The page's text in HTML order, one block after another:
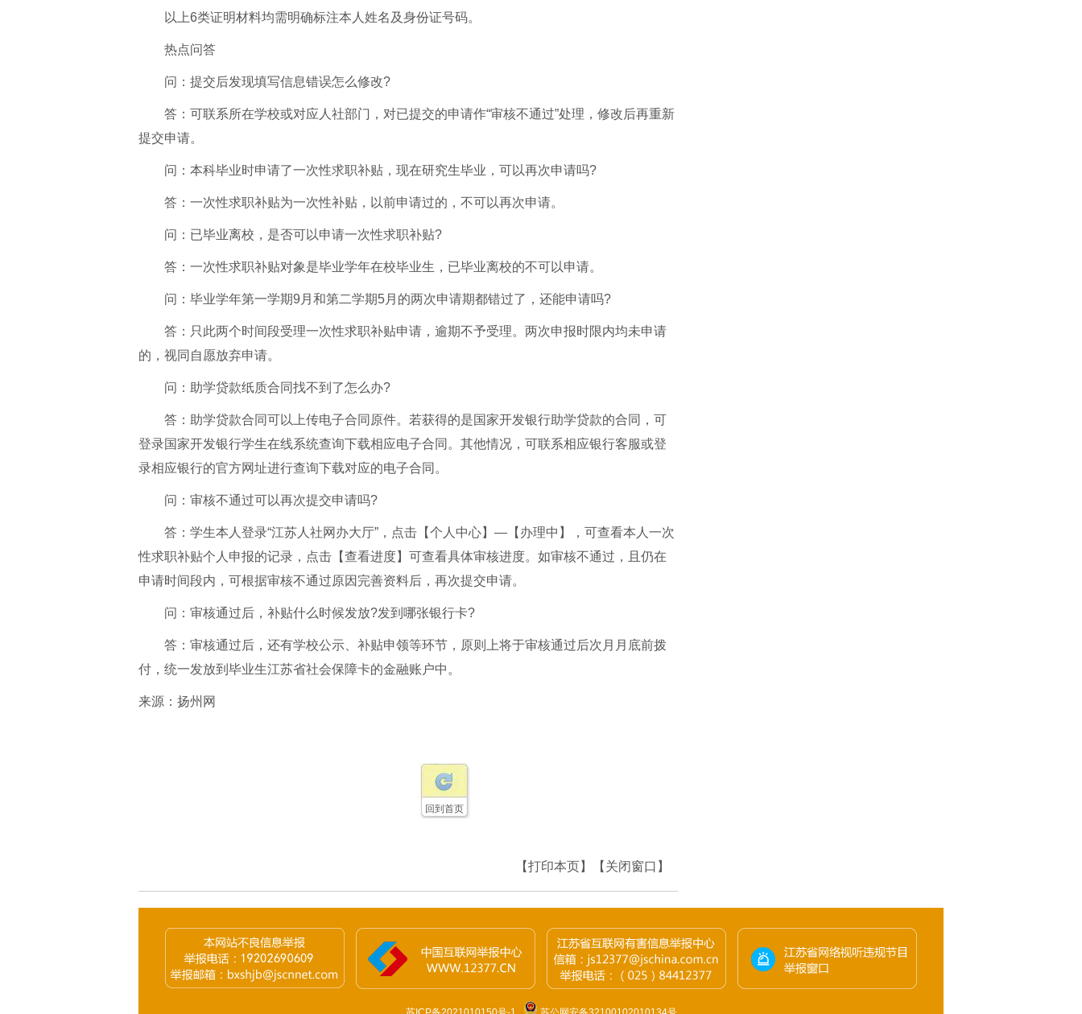
以上6类证明材料均需明确标注本人姓名及身份证号码。
热点问答
问：提交后发现填写信息错误怎么修改?
答：可联系所在学校或对应人社部门，对已提交的申请作“审核不通过”处理，修改后再重新
提交申请。
问：本科毕业时申请了一次性求职补贴，现在研究生毕业，可以再次申请吗?
答：一次性求职补贴为一次性补贴，以前申请过的，不可以再次申请。
问：已毕业离校，是否可以申请一次性求职补贴?
答：一次性求职补贴对象是毕业学年在校毕业生，已毕业离校的不可以申请。
问：毕业学年第一学期9月和第二学期5月的两次申请期都错过了，还能申请吗?
答：只此两个时间段受理一次性求职补贴申请，逾期不予受理。两次申报时限内均未申请
的，视同自愿放弃申请。
问：助学贷款纸质合同找不到了怎么办?
答：助学贷款合同可以上传电子合同原件。若获得的是国家开发银行助学贷款的合同，可
登录国家开发银行学生在线系统查询下载相应电子合同。其他情况，可联系相应银行客服或登
录相应银行的官方网址进行查询下载对应的电子合同。
问：审核不通过可以再次提交申请吗?
答：学生本人登录“江苏人社网办大厅”，点击【个人中心】—【办理中】，可查看本人一次
性求职补贴个人申报的记录，点击【查看进度】可查看具体审核进度。如审核不通过，且仍在
申请时间段内，可根据审核不通过原因完善资料后，再次提交申请。
问：审核通过后，补贴什么时候发放?发到哪张银行卡?
答：审核通过后，还有学校公示、补贴申领等环节，原则上将于审核通过后次月月底前拨
付，统一发放到毕业生江苏省社会保障卡的金融账户中。
来源： 扬州网
回到首页
【打印本页】 【关闭窗口】